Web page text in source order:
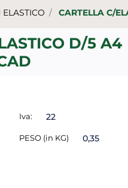
CARTELLA C/
D/5 A4
Iva: 22
PESO (in KG) 0,35